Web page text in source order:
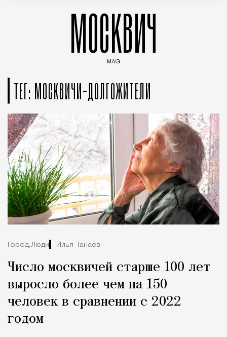
МОСКВИЧ
MAG
ТЕГ: МОСКВИЧИ-ДОЛГОЖИТЕЛИ
Город,Люди Илья Танаев
Число москвичей старше 100 лет
выросло более чем на 150
человек в сравнении с 2022
годом